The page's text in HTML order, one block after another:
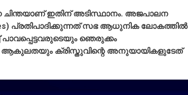
ഇതിന് അടിസ്ഥാനം. അജപാലന
പ്രതിപാദിക്കുന്നത് സഭ ആധുനിക ലോകത്തിൽ
ഞെരുക്കം
ക്രിസ്തുവിന്റെ അനുയായികളുടേത്